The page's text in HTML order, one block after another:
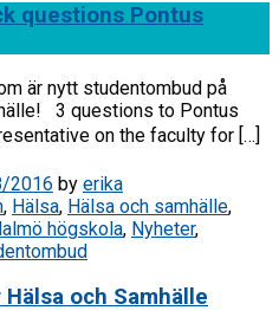
questions Pontus
är nytt studentombud på
3 questions to Pontus
on the faculty for […]
2016 by erika
, Hälsa, Hälsa och samhälle,
högskola, Nyheter,
och Samhälle